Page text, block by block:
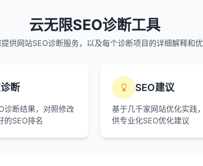
云无限SEO诊断工具
供网站SEO诊断服务，以及每个诊断项目的详细解释和
断
诊断结果，对照修改
的SEO排名
SEO建议
基于几千家网站优化实践
供专业化SEO优化建议